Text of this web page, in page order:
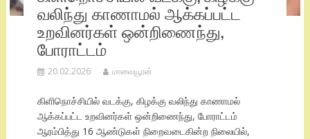
வலிந்து காணாமல் ஆக்கப்பட்ட
உறவினர்கள் ஒன்றிணைந்து,
போராட்டம்
20.02.2026 மாவையூரன்
கிளிநொச்சியில் வடக்கு, கிழக்கு வலிந்து காணாமல்
ஆக்கப்பட்ட உறவினர்கள் ஒன்றிணைந்து, போராட்டம்
ஆரம்பித்து 16 ஆண்டுகள் நிறைவடைகின்ற நிலையில்,